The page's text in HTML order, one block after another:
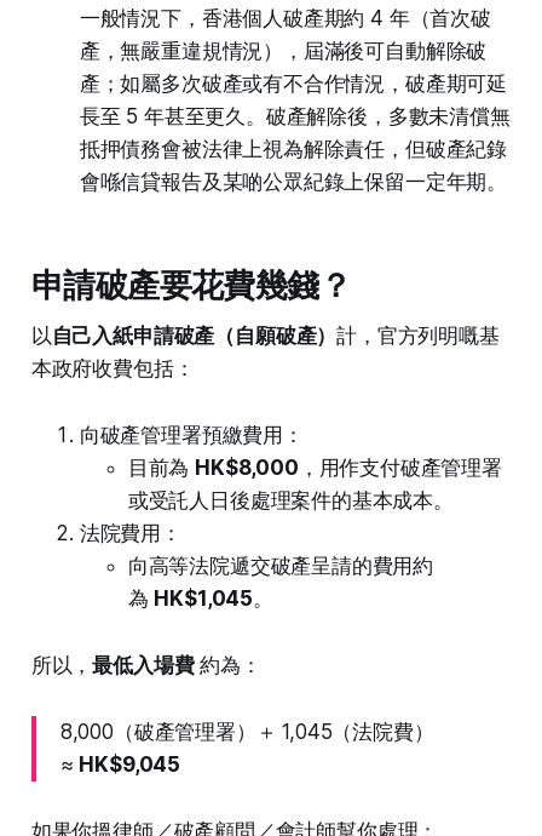
一般情況下，香港個人破產期約 4 年（首次破
產，無嚴重違規情況），屆滿後可自動解除破
產；如屬多次破產或有不合作情況，破產期可延
長至 5 年甚至更久。破產解除後，多數未清償無
抵押債務會被法律上視為解除責任，但破產紀錄
會喺信貸報告及某啲公眾紀錄上保留一定年期。
申請破產要花費幾錢？
以自己入紙申請破產（自願破產）計，官方列明嘅基
本政府收費包括：
向破產管理署預繳費用：
目前為 HK$8,000 ，用作支付破產管理署
或受託人日後處理案件的基本成本。
法院費用：
向高等法院遞交破產呈請的費用約
為 HK$1,045。
所以，最低入場費約為：
8,000（破產管理署）＋ 1,045（法院費）
≈ HK$9,045